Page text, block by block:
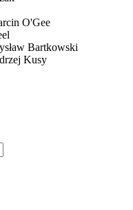
O'Gee
Bartkowski
Kusy